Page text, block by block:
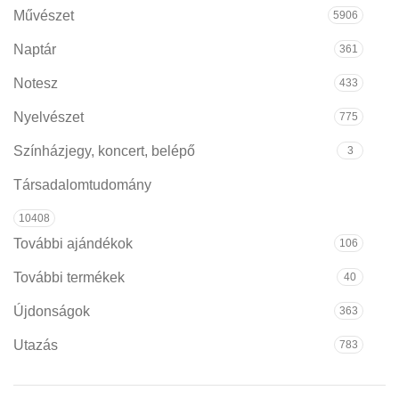
Művészet 5906
Naptár 361
Notesz 433
Nyelvészet 775
Színházjegy, koncert, belépő 3
Társadalomtudomány
10408
További ajándékok 106
További termékek 40
Újdonságok 363
Utazás 783